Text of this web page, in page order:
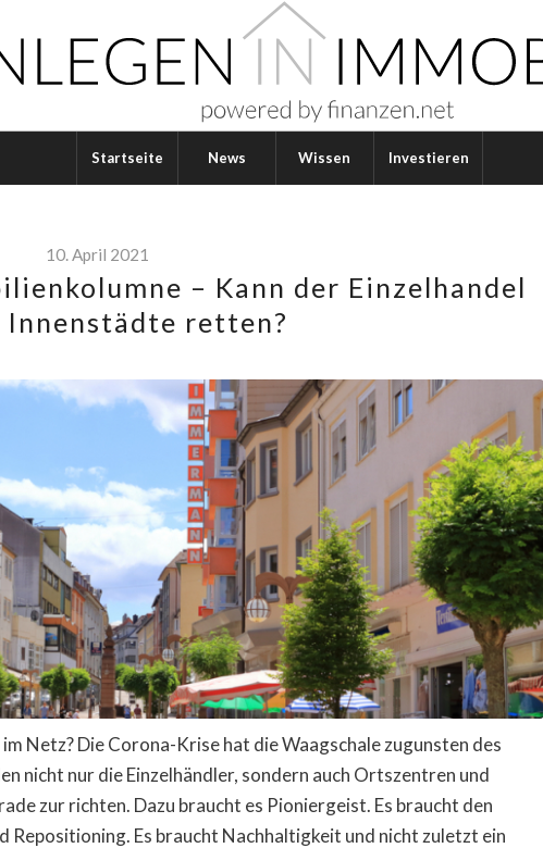
Startseite News Wissen Investieren
10. April 2021
– Kann der Einzelhandel
Innenstädte retten?
Netz? Die Corona-Krise hat die Waagschale zugunsten des
nicht nur die Einzelhändler, sondern auch Ortszentren und
zur richten. Dazu braucht es Pioniergeist. Es braucht den
Es braucht Nachhaltigkeit und nicht zuletzt ein